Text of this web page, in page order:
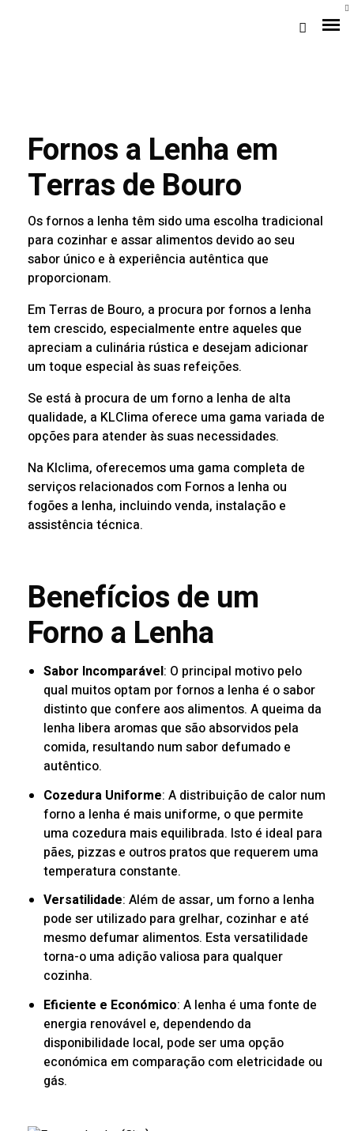
Loja Braga (Sede)
Loja Gaia
Assistência
Pós-venda
Fornos a Lenha em
Terras de Bouro
Os fornos a lenha têm sido uma escolha tradicional
para cozinhar e assar alimentos devido ao seu
sabor único e à experiência autêntica que
proporcionam.
Em Terras de Bouro, a procura por fornos a lenha
tem crescido, especialmente entre aqueles que
apreciam a culinária rústica e desejam adicionar
um toque especial às suas refeições.
Se está à procura de um forno a lenha de alta
qualidade, a KLClima oferece uma gama variada de
opções para atender às suas necessidades.
Na Klclima, oferecemos uma gama completa de
serviços relacionados com Fornos a lenha ou
fogões a lenha, incluindo venda, instalação e
assistência técnica.
Benefícios de um
Forno a Lenha
Sabor Incomparável: O principal motivo pelo
qual muitos optam por fornos a lenha é o sabor
distinto que confere aos alimentos. A queima da
lenha libera aromas que são absorvidos pela
comida, resultando num sabor defumado e
autêntico.
Cozedura Uniforme: A distribuição de calor num
forno a lenha é mais uniforme, o que permite
uma cozedura mais equilibrada. Isto é ideal para
pães, pizzas e outros pratos que requerem uma
temperatura constante.
Versatilidade: Além de assar, um forno a lenha
pode ser utilizado para grelhar, cozinhar e até
mesmo defumar alimentos. Esta versatilidade
torna-o uma adição valiosa para qualquer
cozinha.
Eficiente e Económico: A lenha é uma fonte de
energia renovável e, dependendo da
disponibilidade local, pode ser uma opção
económica em comparação com eletricidade ou
gás.